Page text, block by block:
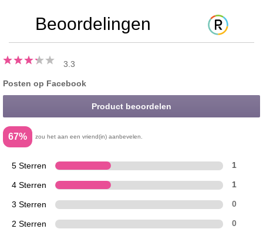
Beoordelingen
3.3
Posten op Facebook
Product beoordelen
67% zou het aan een vriend(in) aanbevelen.
5 Sterren 1
4 Sterren 1
3 Sterren 0
2 Sterren 0